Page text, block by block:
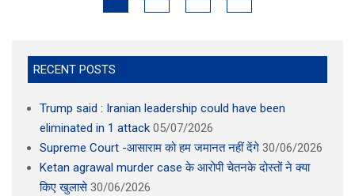
eliminated in 1 attack 05/07/2026
Supreme Court -आसाराम को हम जमानत नहीं देंगे
Ketan agrawal murder case के आरोपी चेतनके दोस्तों ने क्या
किए खुलासे 30/06/2026
Ram temple theft : 8 आरोपियों को 14 दिन की न्यायिक